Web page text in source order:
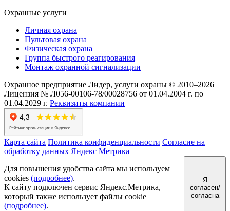
Охранные услуги
Личная охрана
Пультовая охрана
Физическая охрана
Группа быстрого реагирования
Монтаж охранной сигнализации
Охранное предприятие Лидер, услуги охраны © 2010–2026
Лицензия № Л056-00106-78/00028756 от 01.04.2004 г. по
01.04.2029 г. Реквизиты компании
Карта сайта Политика конфиденциальности Согласие на
обработку данных Яндекс Метрика
Для повышения удобства сайта мы используем
cookies (подробнее).
К сайту подключен сервис Яндекс.Метрика,
который также использует файлы cookie
(подробнее).
Я
согласен/
согласна